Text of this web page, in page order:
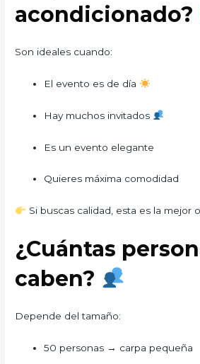
acondicionado?
Son ideales cuando:
El evento es de día
Hay muchos invitados
Es un evento elegante
Quieres máxima comodidad
Si buscas calidad, esta es la mejor
¿Cuántas
caben?
Depende del tamaño:
50 personas → carpa pequeña